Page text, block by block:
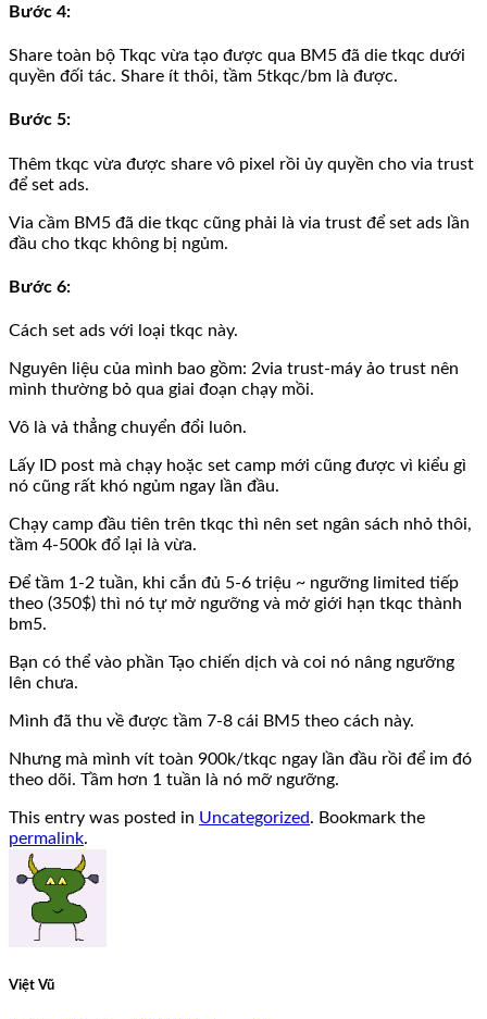
Bước 4:
Share toàn bộ Tkqc vừa tạo được qua BM5 đã die tkqc dưới
quyền đối tác. Share ít thôi, tầm 5tkqc/bm là được.
Bước 5:
Thêm tkqc vừa được share vô pixel rồi ủy quyền cho via trust
để set ads.
Via cầm BM5 đã die tkqc cũng phải là via trust để set ads lần
đầu cho tkqc không bị ngủm.
Bước 6:
Cách set ads với loại tkqc này.
Nguyên liệu của mình bao gồm: 2via trust-máy ảo trust nên
mình thường bỏ qua giai đoạn chạy mồi.
Vô là vả thẳng chuyển đổi luôn.
Lấy ID post mà chạy hoặc set camp mới cũng được vì kiểu gì
nó cũng rất khó ngủm ngay lần đầu.
Chạy camp đầu tiên trên tkqc thì nên set ngân sách nhỏ thôi,
tầm 4-500k đổ lại là vừa.
Để tầm 1-2 tuần, khi cắn đủ 5-6 triệu ~ ngưỡng limited tiếp
theo (350$) thì nó tự mở ngưỡng và mở giới hạn tkqc thành
bm5.
Bạn có thể vào phần Tạo chiến dịch và coi nó nâng ngưỡng
lên chưa.
Mình đã thu về được tầm 7-8 cái BM5 theo cách này.
Nhưng mà mình vít toàn 900k/tkqc ngay lần đầu rồi để im đó
theo dõi. Tầm hơn 1 tuần là nó mỡ ngưỡng.
This entry was posted in Uncategorized. Bookmark the
permalink.
Việt Vũ